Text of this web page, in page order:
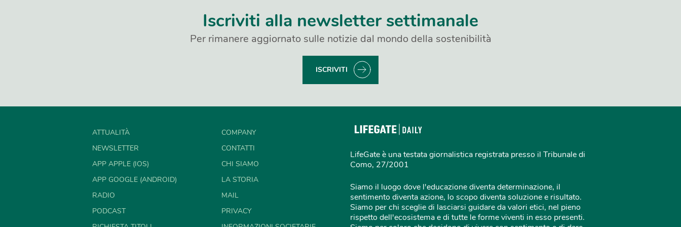
Iscriviti alla newsletter settimanale
Per rimanere aggiornato sulle notizie dal mondo della sostenibilità
ISCRIVITI
ATTUALITÀ
NEWSLETTER
APP APPLE (IOS)
APP GOOGLE (ANDROID)
RADIO
PODCAST
COMPANY
CONTATTI
CHI SIAMO
LA STORIA
MAIL
PRIVACY
LifeGate è una testata giornalistica registrata presso il Tribunale di
Como, 27/2001
Siamo il luogo dove l'educazione diventa determinazione, il
sentimento diventa azione, lo scopo diventa soluzione e risultato.
Siamo per chi sceglie di lasciarsi guidare da valori etici, nel pieno
rispetto dell'ecosistema e di tutte le forme viventi in esso presenti.